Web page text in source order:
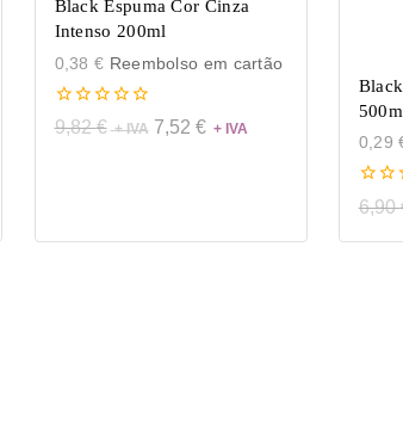
Black Espuma Cor Cinza
Intenso 200ml
0,38 € Reembolso em cartão
0
de
9,82€ 7,52 €
0,29
0
de
6,90